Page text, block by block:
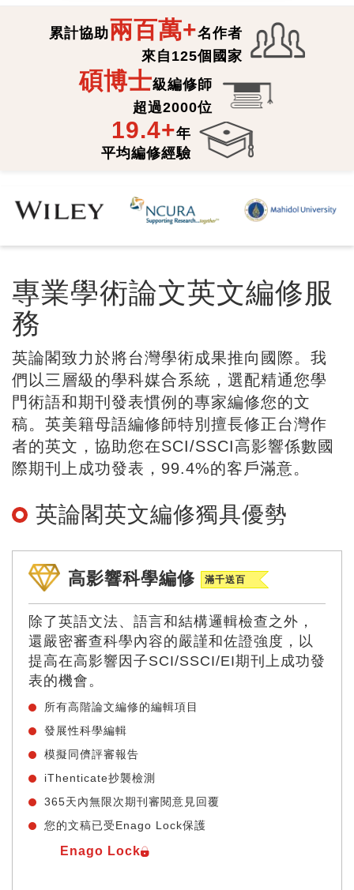
累計協助兩百萬+名作者
來自125個國家
碩博士級編修師
超過2000位
19.4+年
平均編修經驗
專業學術論文英文編修服
務
英論閣致力於將台灣學術成果推向國際。我
們以三層級的學科媒合系統，選配精通您學
門術語和期刊發表慣例的專家編修您的文
稿。英美籍母語編修師特別擅長修正台灣作
者的英文，協助您在SCI/SSCI高影響係數國
際期刊上成功發表，99.4%的客戶滿意。
英論閣英文編修獨具優勢
高影響科學編修 滿千送百
除了英語文法、語言和結構邏輯檢查之外，
還嚴密審查科學內容的嚴謹和佐證強度，以
提高在高影響因子SCI/SSCI/EI期刊上成功發
表的機會。
所有高階論文編修的編輯項目
發展性科學編輯
模擬同儕評審報告
iThenticate抄襲檢測
365天內無限次期刊審閱意見回覆
您的文稿已受Enago Lock保護
Enago Lock